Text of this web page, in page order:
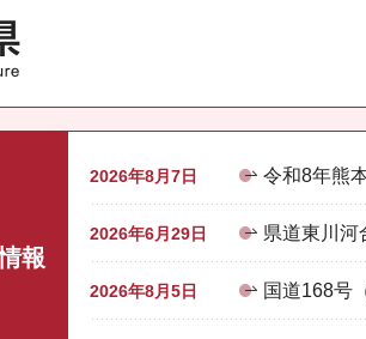
報
2026年8月7日 令和8年熊
2026年6月29日 県道東川河
2026年8月5日 国道168号